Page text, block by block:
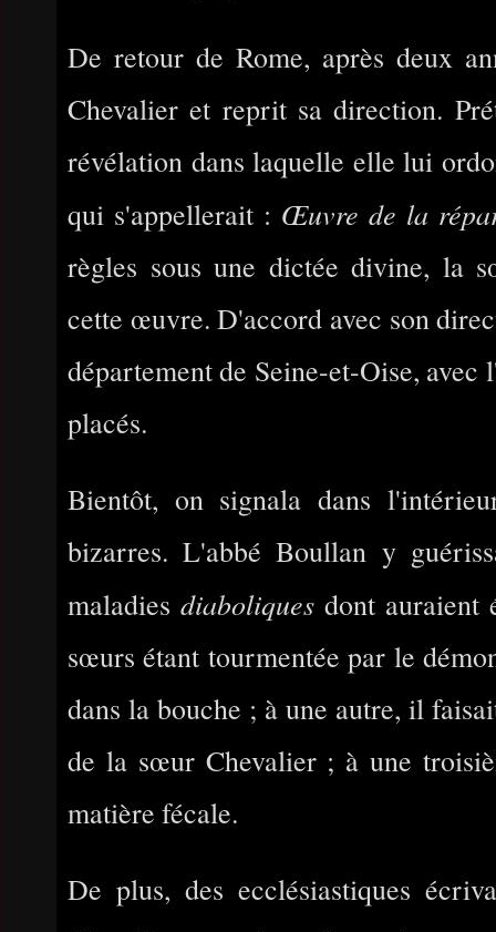
De retour de Rome, après deux
Chevalier et reprit sa direction.
révélation dans laquelle elle lui
qui s'appellerait : Œuvre de la
règles sous une dictée divine, la
cette œuvre. D'accord avec son
département de Seine-et-Oise,
placés.
Bientôt, on signala dans
bizarres. L'abbé Boullan y
maladies diaboliques dont auraient
sœurs étant tourmentée par le
dans la bouche ; à une autre, il
de la sœur Chevalier ; à une
matière fécale.
De plus, des ecclésiastiques